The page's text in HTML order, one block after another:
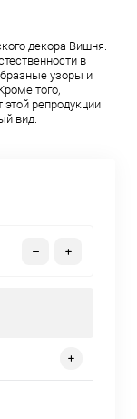
декора Вишня.
в
узоры и
того,
репродукции
вид.